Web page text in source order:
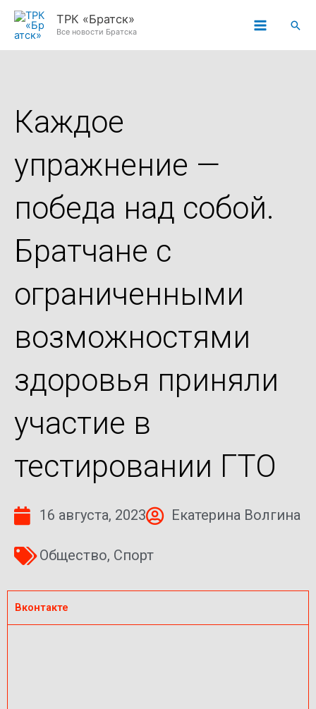
Перейти
ТРК «Братск»
Все новости Братска
Каждое
упражнение —
победа над собой.
Братчане с
ограниченными
возможностями
здоровья приняли
участие в
тестировании ГТО
16 августа, 2023 Екатерина Волгина
Общество, Спорт
Вконтакте